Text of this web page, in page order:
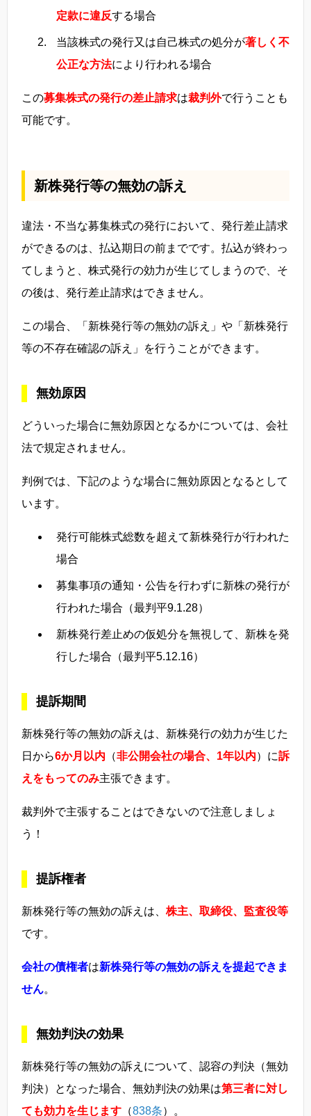
定款に違反する場合
当該株式の発行又は自己株式の処分が著しく不
公正な方法により行われる場合
この募集株式の発行の差止請求は裁判外で行うことも
可能です。
新株発行等の無効の訴え
違法・不当な募集株式の発行において、発行差止請求
ができるのは、払込期日の前までです。払込が終わっ
てしまうと、株式発行の効力が生じてしまうので、そ
の後は、発行差止請求はできません。
この場合、「新株発行等の無効の訴え」や「新株発行
等の不存在確認の訴え」を行うことができます。
無効原因
どういった場合に無効原因となるかについては、会社
法で規定されません。
判例では、下記のような場合に無効原因となるとして
います。
発行可能株式総数を超えて新株発行が行われた
場合
募集事項の通知・公告を行わずに新株の発行が
行われた場合（最判平9.1.28）
新株発行差止めの仮処分を無視して、新株を発
行した場合（最判平5.12.16）
提訴期間
新株発行等の無効の訴えは、新株発行の効力が生じた
日から6か月以内 （非公開会社の場合、1年以内）に訴
えをもってのみ主張できます。
裁判外で主張することはできないので注意しましょ
う！
提訴権者
新株発行等の無効の訴えは、 株主、取締役、監査役等
です。
会社の債権者は新株発行等の無効の訴えを提起できま
せん。
無効判決の効果
新株発行等の無効の訴えについて、認容の判決（無効
判決）となった場合、無効判決の効果は第三者に対し
ても効力を生じます （838条）。